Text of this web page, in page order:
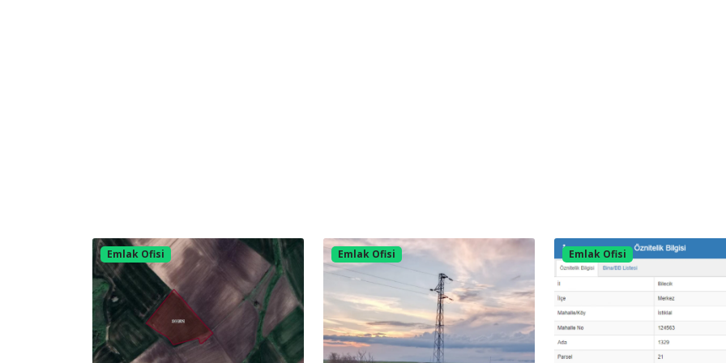
Emlak Ofisi Emlak Ofisi Emlak Ofisi